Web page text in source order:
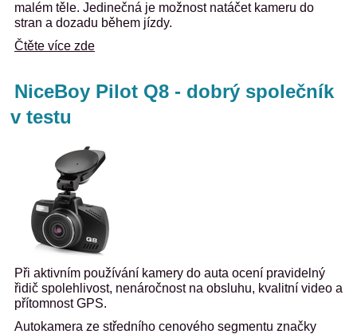
malém těle. Jedinečná je možnost natáčet kameru do
stran a dozadu během jízdy.
Čtěte více zde
NiceBoy Pilot Q8 - dobrý společník
v testu
Při aktivním používání kamery do auta ocení pravidelný
řidič spolehlivost, nenáročnost na obsluhu, kvalitní video a
přítomnost GPS.
Autokamera ze středního cenového segmentu značky